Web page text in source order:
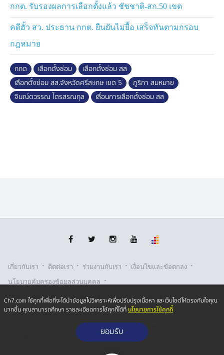
กกต. รับรองผลการเลือกตั้งแล้ว ชัชชาติ-สก.50 เขต
คดีฮั้ว สว. ประธาน กกต. ยืนยันไม่ยื้อ เสร็จทันตามกรอบ
กฎหมาย
กกต เลือกตั้งซ่อม
เลือกตั้งซ่อม สส
เลือกตั้งซ่อม สส.จังหวัดศรีสะเกษ เขต 5
ภูริกา สมหมาย
จินณ์ตวรรณ ไตรสรณกุล
เลื่อนการเลือกตั้งซ่อม สส
เกี่ยวกับเรา · ติตต่อเรา · ร่วมงานกับเรา · เงื่อนไขและข้อตกลง ·
นโยบายคุ้มครองข้อมูลส่วนบุคคล ·
นโยบายคุ้มครองข้อมูลส่วนบุคคล (ออนไลน์) · นโยบายคุกกี้ ·
รับเรื่องร้องเรียน
Copyright © 2026 Bangkok Broadcasting & T.V. Co.,Ltd.
Ch7.com ใช้คุกกี้เพื่อที่จะได้นำข้อมูลไปวิเคราะห์เพื่อปรับปรุงเนื้อหา และเว็บไซต์ให้ตรงกับใจคุณ
มากขึ้น คุณสามารถศึกษา รายละเอียดการใช้คุกกี้ได้ที่นโยบายการใช้คุกกี้
ยอมรับ